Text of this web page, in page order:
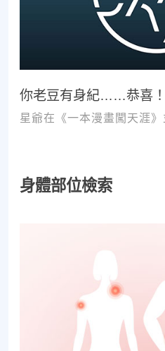
你老豆有身紀……恭喜！
星爺在《一本漫畫闖天涯
身體部位檢索